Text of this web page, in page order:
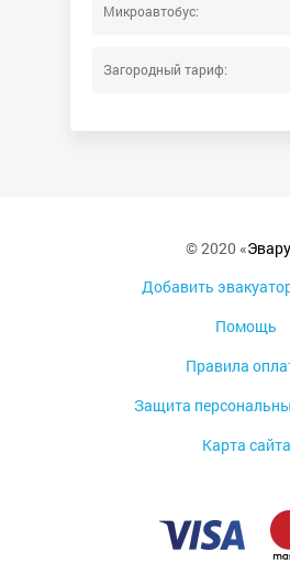
Микроавтобус:
Загородный тариф:
© 2020 «
Добавить
Помощь
Правила
Защита
Карта сайта